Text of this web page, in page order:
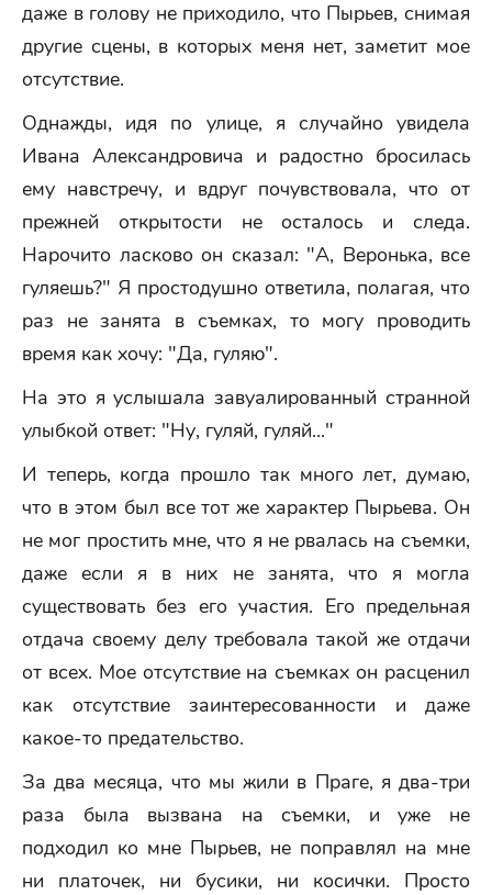
даже в голову не приходило, что Пырьев, снимая
другие сцены, в которых меня нет, заметит мое
отсутствие.
Однажды, идя по улице, я случайно увидела
Ивана Александровича и радостно бросилась
ему навстречу, и вдруг почувствовала, что от
прежней открытости не осталось и следа.
Нарочито ласково он сказал: "А, Веронька, все
гуляешь?" Я простодушно ответила, полагая, что
раз не занята в съемках, то могу проводить
время как хочу: "Да, гуляю".
На это я услышала завуалированный странной
улыбкой ответ: "Ну, гуляй, гуляй..."
И теперь, когда прошло так много лет, думаю,
что в этом был все тот же характер Пырьева. Он
не мог простить мне, что я не рвалась на съемки,
даже если я в них не занята, что я могла
существовать без его участия. Его предельная
отдача своему делу требовала такой же отдачи
от всех. Мое отсутствие на съемках он расценил
как отсутствие заинтересованности и даже
какое-то предательство.
За два месяца, что мы жили в Праге, я два-три
раза была вызвана на съемки, и уже не
подходил ко мне Пырьев, не поправлял на мне
ни платочек, ни бусики, ни косички. Просто